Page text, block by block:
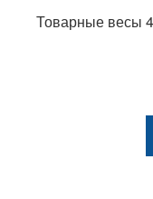
Товарные весы